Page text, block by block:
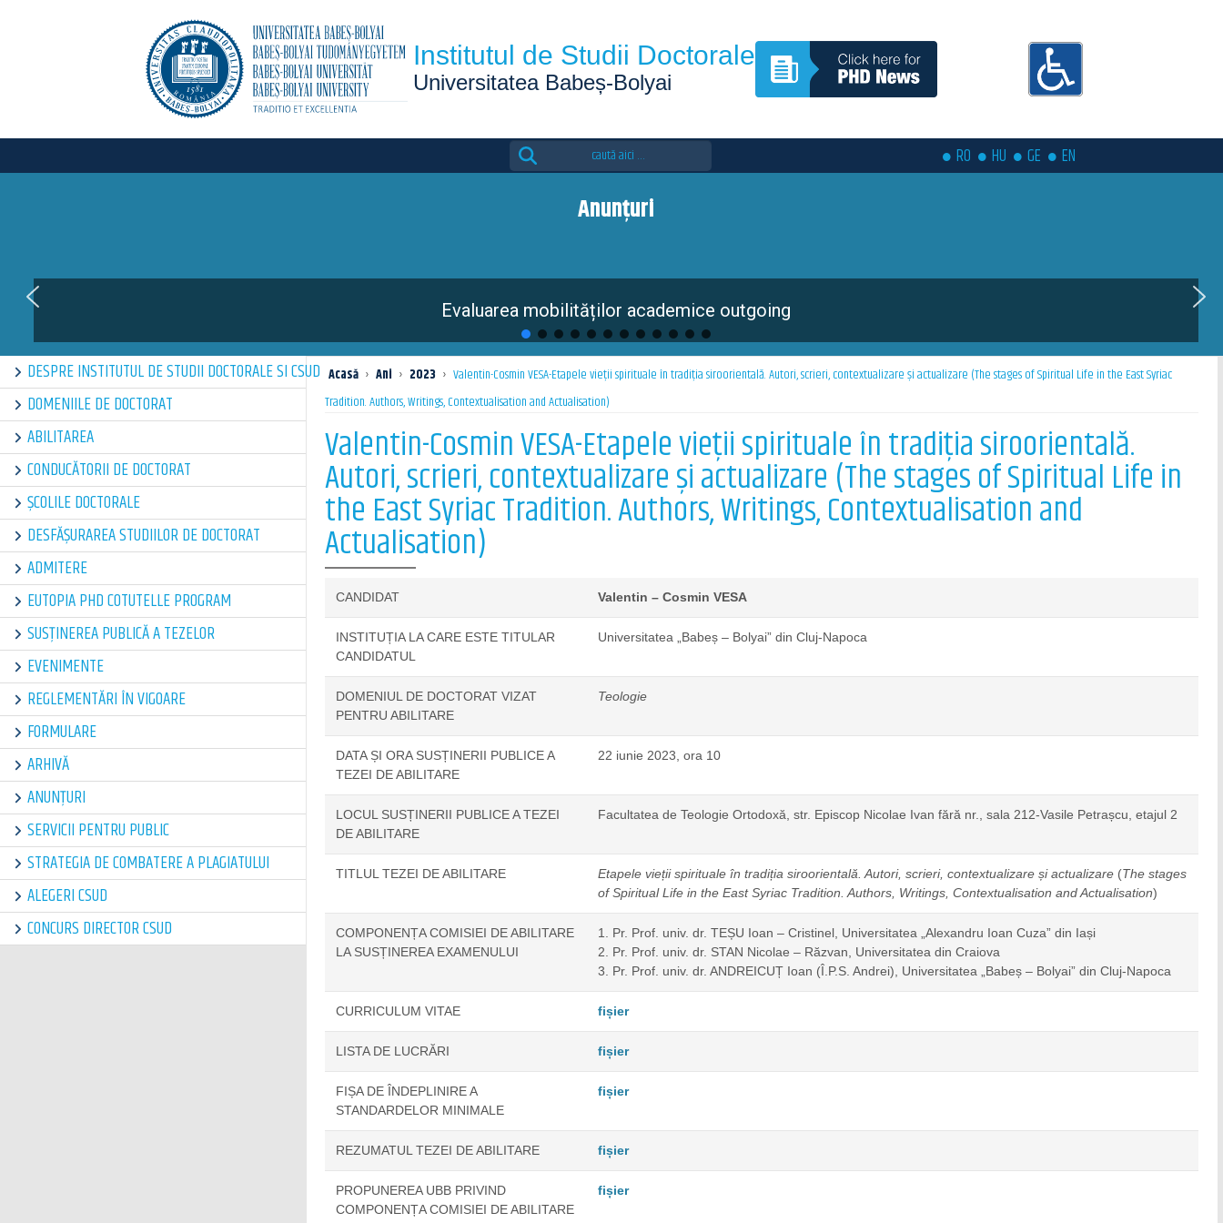
Institutul de Studii Doctorale
Universitatea Babeș-Bolyai
Search
for:
RO HU GE EN
Anunțuri
Evaluarea mobilităților academice outgoing
DESPRE INSTITUTUL DE STUDII DOCTORALE SI CSUD
DOMENIILE DE DOCTORAT
ABILITAREA
CONDUCĂTORII DE DOCTORAT
ȘCOLILE DOCTORALE
DESFĂȘURAREA STUDIILOR DE DOCTORAT
ADMITERE
EUTOPIA PHD COTUTELLE PROGRAM
SUSȚINEREA PUBLICĂ A TEZELOR
EVENIMENTE
REGLEMENTĂRI ÎN VIGOARE
FORMULARE
ARHIVĂ
ANUNȚURI
SERVICII PENTRU PUBLIC
STRATEGIA DE COMBATERE A PLAGIATULUI
ALEGERI CSUD
CONCURS DIRECTOR CSUD
Acasă › Ani › 2023 › Valentin-Cosmin VESA-Etapele vieții spirituale în tradiția siroorientală. Autori, scrieri, contextualizare și actualizare (The stages of Spiritual Life in the East Syriac
Tradition. Authors, Writings, Contextualisation and Actualisation)
Valentin-Cosmin VESA-Etapele vieții spirituale în tradiția siroorientală.
Autori, scrieri, contextualizare și actualizare (The stages of Spiritual Life in
the East Syriac Tradition. Authors, Writings, Contextualisation and
Actualisation)
CANDIDAT Valentin – Cosmin VESA
INSTITUȚIA LA CARE ESTE TITULAR
CANDIDATUL
Universitatea „Babeș – Bolyai” din Cluj-Napoca
DOMENIUL DE DOCTORAT VIZAT
PENTRU ABILITARE
Teologie
DATA ȘI ORA SUSȚINERII PUBLICE A
TEZEI DE ABILITARE
22 iunie 2023, ora 10
LOCUL SUSȚINERII PUBLICE A TEZEI
DE ABILITARE
Facultatea de Teologie Ortodoxă, str. Episcop Nicolae Ivan fără nr., sala 212-Vasile Petrașcu, etajul 2
TITLUL TEZEI DE ABILITARE Etapele vieții spirituale în tradiția siroorientală. Autori, scrieri, contextualizare și actualizare(The stages
of Spiritual Life in the East Syriac Tradition. Authors, Writings, Contextualisation and Actualisation)
COMPONENȚA COMISIEI DE ABILITARE
LA SUSȚINEREA EXAMENULUI
1. Pr. Prof. univ. dr. TEȘU Ioan – Cristinel, Universitatea „Alexandru Ioan Cuza” din Iași
2. Pr. Prof. univ. dr. STAN Nicolae – Răzvan, Universitatea din Craiova
3. Pr. Prof. univ. dr. ANDREICUȚ Ioan (Î.P.S. Andrei), Universitatea „Babeș – Bolyai” din Cluj-Napoca
CURRICULUM VITAE fișier
LISTA DE LUCRĂRI fișier
FIȘA DE ÎNDEPLINIRE A
STANDARDELOR MINIMALE
fișier
REZUMATUL TEZEI DE ABILITARE fișier
PROPUNEREA UBB PRIVIND
COMPONENȚA COMISIEI DE ABILITARE
fișier